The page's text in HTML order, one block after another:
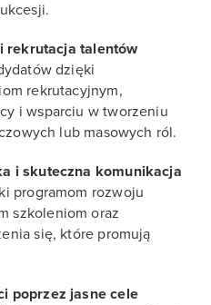
rekrutacja talentów
dzięki
rekrutacyjnym,
i wsparciu w tworzeniu
lub masowych ról.
i skuteczna komunikacja
programom rozwoju
szkoleniom oraz
się, które promują
poprzez jasne cele